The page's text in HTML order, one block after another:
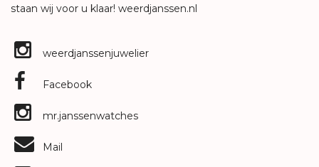
staan wij voor u klaar! weerdjanssen.nl
weerdjanssenjuwelier
Facebook
mr.janssenwatches
Mail